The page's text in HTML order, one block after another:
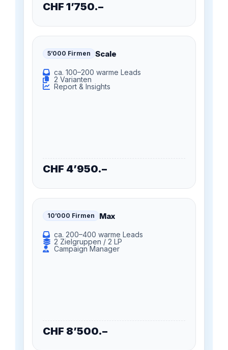
CHF 1’750.–
5’000 Firmen Scale
ca. 100–200 warme Leads
2 Varianten
Report & Insights
CHF 4’950.–
10’000 Firmen Max
ca. 200–400 warme Leads
2 Zielgruppen / 2 LP
Campaign Manager
CHF 8’500.–